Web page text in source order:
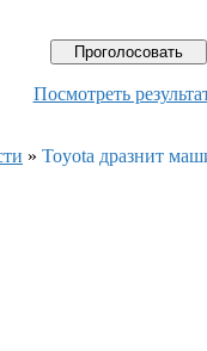
Посмотреть
» Toyota дразнит